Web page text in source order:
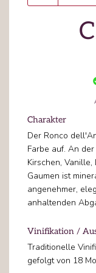
Charakter
Der Ronco
Farbe auf. An
Kirschen,
Gaumen ist
angenehmer,
anhaltenden
Vinifikation /
Traditionelle
gefolgt von 18